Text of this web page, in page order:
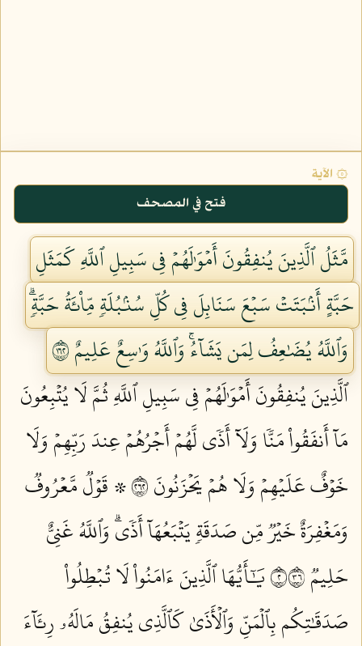
۞ الآية
فتح في المصحف
مَّثَلُ ٱلَّذِينَ يُنفِقُونَ أَمۡوَٰلَهُمۡ فِي سَبِيلِ ٱللَّهِ كَمَثَلِ
حَبَّةٍ أَنۢبَتَتۡ سَبۡعَ سَنَابِلَ فِي كُلِّ سُنۢبُلَةٖ مِّاْئَةُ حَبَّةٖۗ
وَٱللَّهُ يُضَٰعِفُ لِمَن يَشَآءُۚ وَٱللَّهُ وَٰسِعٌ عَلِيمٌ ٢٦١
ٱلَّذِينَ يُنفِقُونَ أَمۡوَٰلَهُمۡ فِي سَبِيلِ ٱللَّهِ ثُمَّ لَا يُتۡبِعُونَ
مَآ أَنفَقُواْ مَنّٗا وَلَآ أَذٗى لَّهُمۡ أَجۡرُهُمۡ عِندَ رَبِّهِمۡ وَلَا
خَوۡفٌ عَلَيۡهِمۡ وَلَا هُمۡ يَحۡزَنُونَ ٢٦٢
۞ قَوۡلٞ مَّعۡرُوفٞ
وَمَغۡفِرَةٌ خَيۡرٞ مِّن صَدَقَةٖ يَتۡبَعُهَآ أَذٗىۗ وَٱللَّهُ غَنِيٌّ
حَلِيمٞ ٢٦٣
يَٰٓأَيُّهَا ٱلَّذِينَ ءَامَنُواْ لَا تُبۡطِلُواْ
صَدَقَٰتِكُم بِٱلۡمَنِّ وَٱلۡأَذَىٰ كَٱلَّذِي يُنفِقُ مَالَهُۥ رِئَآءَ